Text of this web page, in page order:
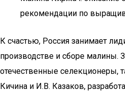
рекомендации по
К счастью, Россия занимает
производстве и сборе малины.
отечественные селекционеры,
Кичина и И.В. Казаков,